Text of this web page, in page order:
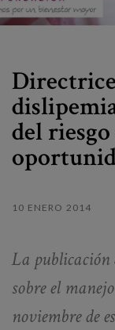
Prensa
Canal de denuncias
es
eu
del
10 ENERO 2014
La publicación
sobre el
noviembre de